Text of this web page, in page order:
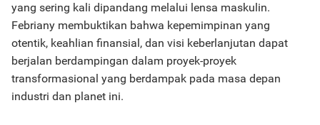
yang sering kali dipandang melalui lensa maskulin.
Febriany membuktikan bahwa kepemimpinan yang
otentik, keahlian finansial, dan visi keberlanjutan dapat
berjalan berdampingan dalam proyek-proyek
transformasional yang berdampak pada masa depan
industri dan planet ini.